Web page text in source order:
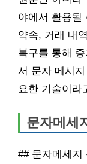
야에서 활용될
약속, 거래 내
복구를 통해
서 문자 메시
요한 기술이라
문자메세
## 문자메세지